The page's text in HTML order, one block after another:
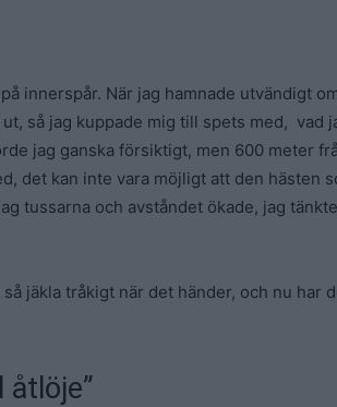
innerspår. När jag hamnade utvändigt
så jag kuppade mig till spets med, vad
jag ganska försiktigt, men 600 meter
det kan inte vara möjligt att den hästen
tussarna och avståndet ökade, jag
jäkla tråkigt när det händer, och nu har
åtlöje”